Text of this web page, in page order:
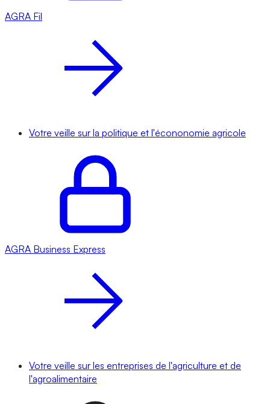
AGRA Fil
Votre veille sur la politique et l'écononomie agricole
AGRA Business Express
Votre veille sur les entreprises de l'agriculture et de
l'agroalimentaire